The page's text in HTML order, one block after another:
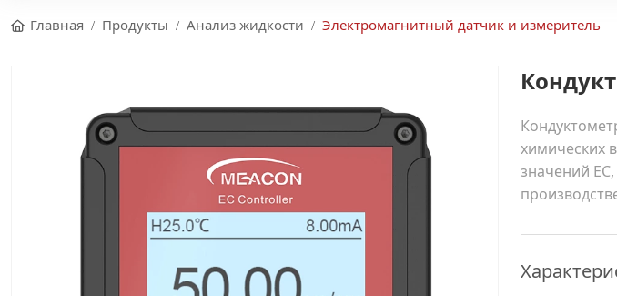
Главная Продукты Анализ жидкости Электромагнитный датчик и измеритель
химических
значений